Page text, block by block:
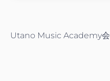
Utano Music Academy会